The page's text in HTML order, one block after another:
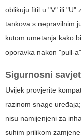
oblikuju fitil u "V" ili "U"
tankova s nepravilnim
kutom umetanja kako
oporavka nakon "pull-a".
Sigurnosni
Uvijek provjerite
razinom snage
nisu namijenjeni za
suhim prilikom